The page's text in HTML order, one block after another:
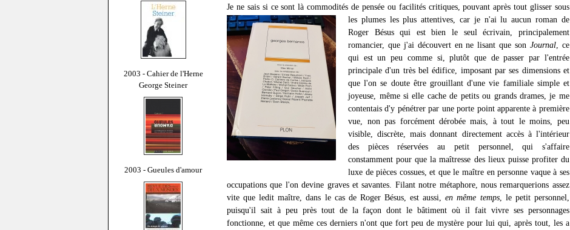
2003 - Cahier de l'Herne
George Steiner
2003 - Gueules d'amour
Je ne sais si ce sont là commodités de pensée ou facilités critiques, pouvant après tout glisser sous
les plumes les plus attentives,car je n'ai lu aucun roman de
Roger Bésus qui est bien le seul écrivain, principalement
romancier, que j'ai découvert en ne lisant que son Journal , ce
qui est un peu comme si, plutôt que de passer par l'entrée
principale d'un très bel édifice, imposant par ses dimensions et
que l'on se doute être grouillant d'une vie familiale simple et
joyeuse, même si elle cache de petits ou grands drames, je me
contentais d'y pénétrer par une porte point apparente à première
vue, non pas forcément dérobée mais, à tout le moins, peu
visible, discrète, mais donnant directement accès à l'intérieur
des pièces réservées au petit personnel, qui s'affaire
constamment pour que la maîtresse des lieux puisse profiter du
luxe de pièces cossues, et que le maître en personne vaque à ses
occupations que l'on devine graves et savantes. Filant notre métaphore, nous remarquerions assez
vite que ledit maître, dans le cas de Roger Bésus, est aussi,en même temps, le petit personnel,
puisqu'il sait à peu près tout de la façon dont le bâtiment où il fait vivre ses personnages
fonctionne, et que même ces derniers n'ont que fort peu de mystère pour lui qui, après tout, les a